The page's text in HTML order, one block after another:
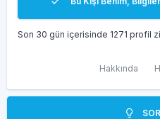
Son 30 gün içerisinde 1271 profil
Hakkında